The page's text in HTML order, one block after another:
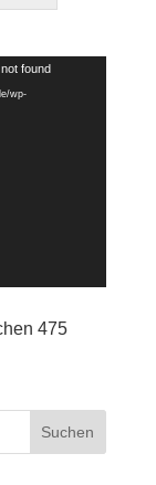
found
wp-
475